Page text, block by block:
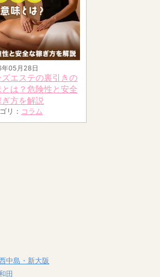
05月28日
ズエステの裏引きの
とは？危険性と安全
ぎ方を解説
リ： コラム
・伊達
中島・新大阪
田